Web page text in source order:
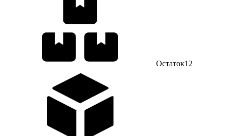
Остаток12